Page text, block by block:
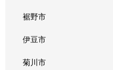
裾野市
伊豆市
菊川市